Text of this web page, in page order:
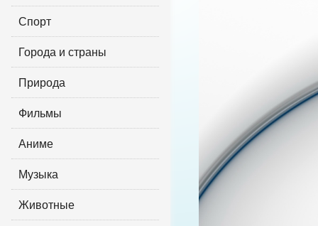
Спорт
Города и страны
Природа
Фильмы
Аниме
Музыка
Животные